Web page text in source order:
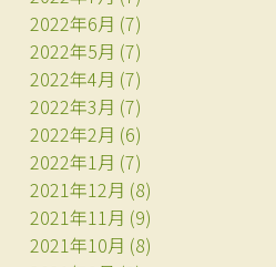
2022年6月 (7)
2022年5月 (7)
2022年4月 (7)
2022年3月 (7)
2022年2月 (6)
2022年1月 (7)
2021年12月 (8)
2021年11月 (9)
2021年10月 (8)